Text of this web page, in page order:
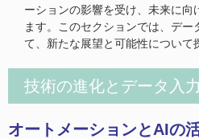
ーションの影響を受け、未来に向
ます。このセクションでは、デー
て、新たな展望と可能性について
技術の進化とデータ入力
オートメーションとAIの